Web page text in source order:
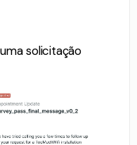
solicitação